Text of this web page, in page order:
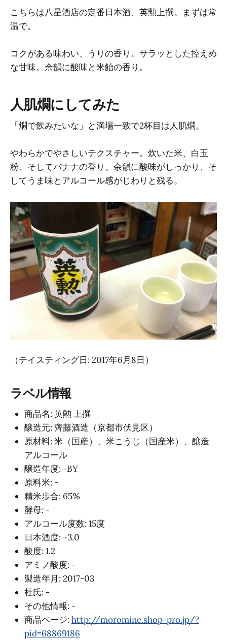
こちらは八星酒店の定番日本酒、英勲上撰。まずは常
温で。
コクがある味わい、うりの香り。サラッとした控えめ
な甘味。余韻に酸味と米飴の香り。
人肌燗にしてみた
「燗で飲みたいな」と満場一致で2杯目は人肌燗。
やわらかでやさしいテクスチャー。炊いた米、白玉
粉、そしてバナナの香り。余韻に酸味がしっかり、そ
してうま味とアルコール感がじわりと残る。
（テイスティング日: 2017年6月8日）
ラベル情報
商品名: 英勲 上撰
醸造元: 齊藤酒造（京都市伏見区）
原材料: 米（国産）、米こうじ（国産米）、醸造
アルコール
醸造年度: -BY
原料米: -
精米歩合: 65%
酵母: -
アルコール度数: 15度
日本酒度: +3.0
酸度: 1.2
アミノ酸度: -
製造年月: 2017-03
杜氏: -
その他情報: -
商品ページ: http://moromine.shop-pro.jp/?
pid=68869186